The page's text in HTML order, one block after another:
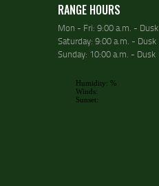
RANGE HOURS
Mon - Fri: 9:00 a.m. - Dusk
Saturday: 9:00 a.m. - Dusk
Sunday: 10:00 a.m. - Dusk